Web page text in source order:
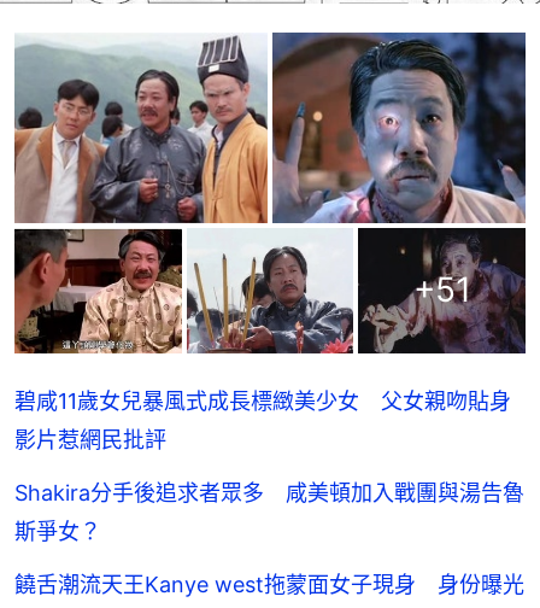
+51
碧咸11歲女兒暴風式成長標緻美少女 父女親吻貼身
影片惹網民批評
Shakira分手後追求者眾多 咸美頓加入戰團與湯告魯
斯爭女？
饒舌潮流天王Kanye west拖蒙面女子現身 身份曝光